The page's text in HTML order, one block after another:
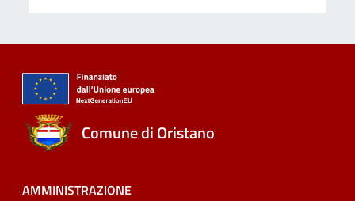
Comune di Oristano
AMMINISTRAZIONE